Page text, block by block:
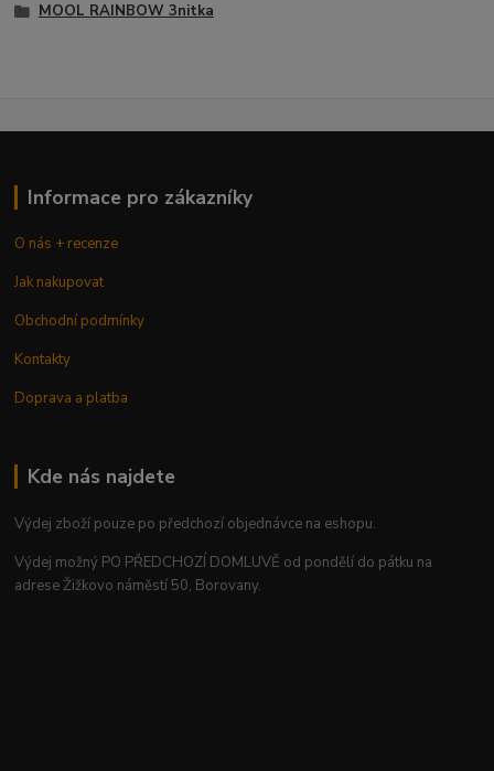
MOOL RAINBOW 3nitka
Informace pro zákazníky
O nás + recenze
Jak nakupovat
Obchodní podmínky
Kontakty
Doprava a platba
Kde nás najdete
Výdej zboží pouze po předchozí objednávce na eshopu.
Výdej možný PO PŘEDCHOZÍ DOMLUVĚ od pondělí do pátku na
adrese Žižkovo náměstí 50, Borovany.